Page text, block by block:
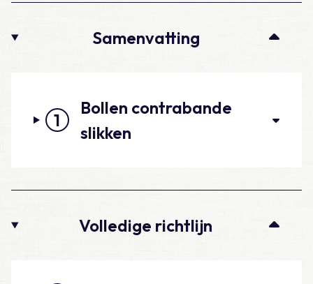
Samenvatting
1
Bollen contrabande
slikken
Volledige richtlijn